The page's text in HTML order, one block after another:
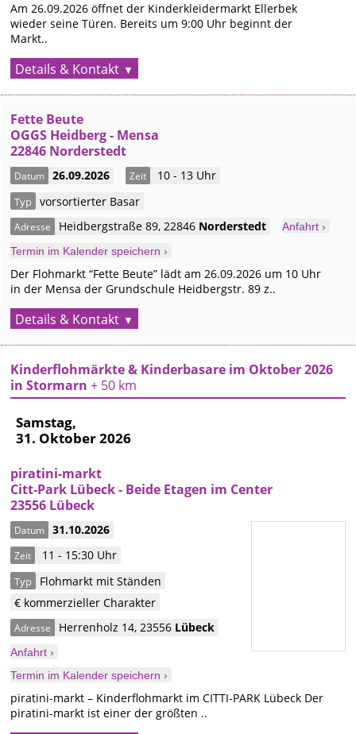
Am 26.09.2026 öffnet der Kinderkleidermarkt Ellerbek
wieder seine Türen. Bereits um 9:00 Uhr beginnt der
Markt..
Details & Kontakt
Fette Beute
OGGS Heidberg - Mensa
22846 Norderstedt
Datum 26.09.2026 Zeit 10 - 13 Uhr
Typ vorsortierter Basar
Adresse Heidbergstraße 89,22846 Norderstedt
Anfahrt ›
Termin im Kalender speichern ›
Der Flohmarkt “Fette Beute” lädt am 26.09.2026 um 10 Uhr
in der Mensa der Grundschule Heidbergstr. 89 z..
Details & Kontakt
Kinderflohmärkte & Kinderbasare im Oktober 2026
in Stormarn+ 50 km
Samstag,
31. Oktober 2026
piratini-markt
Citt-Park Lübeck - Beide Etagen im Center
23556 Lübeck
Datum 31.10.2026
Zeit 11 - 15:30 Uhr
Typ
Flohmarkt mit Ständen
€ kommerzieller Charakter
Adresse Herrenholz 14,23556 Lübeck
Anfahrt ›
Termin im Kalender speichern ›
piratini-markt – Kinderflohmarkt im CITTI-PARK Lübeck Der
piratini-markt ist einer der größten ..